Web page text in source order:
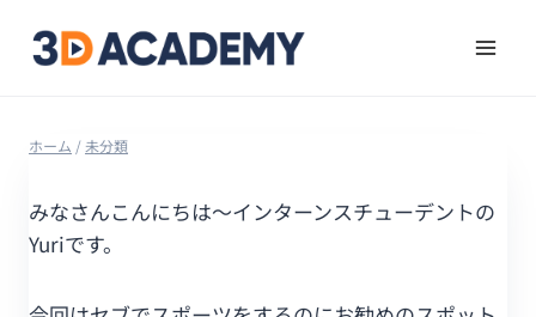
ホーム /未分類
みなさんこんにちは～インターンスチューデントの
Yuriです。